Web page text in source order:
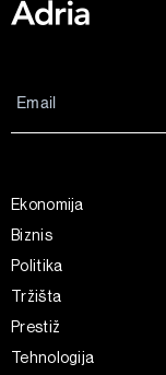
Ekonomija
Biznis
Politika
Tržišta
Prestiž
Tehnologija